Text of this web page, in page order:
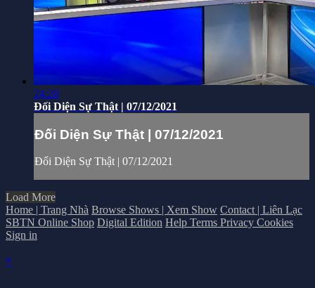
24:28
Đối Diện Sự Thật | 07/12/2021
Đối Diện Sự Thật | 07/12/2021
Đối Diện Sự Thật | 07/12/2021
Load More
Home | Trang Nhà Browse Shows | Xem Show Contact | Liên Lạc
SBTN Online Shop Digital Edition Help Terms Privacy Cookies
Sign in
×